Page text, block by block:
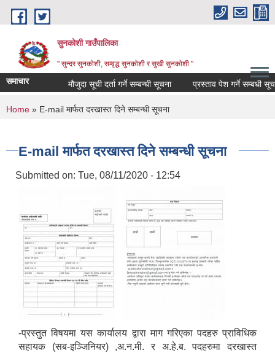
Skip to main content
सुनकोशी गाउँपालिका
" सुन्दर सुनकाेशी, सम्वृद्ध सुनकाेशी र सुखी सुनकाेशी "
समाचार मौजुदा सूची दर्ता गर्ने सम्बन्धी सूचना प्रस्ताव पेश गर्ने सम्बधी सूचना
You are here
Home » E-mail मार्फत दरखास्त दिने सम्बन्धी सूचना
E-mail मार्फत दरखास्त दिने सम्बन्धी सूचना
Submitted on: Tue, 08/11/2020 - 12:54
-प्रस्तुत विषयमा यस कार्यालय द्वारा माग गरिएका पदहरु प्राविधिक
सहायक (सब-इञ्जिनियर) ,अ.न.मी. र अ.हे.ब. पदहरुमा दरखास्त